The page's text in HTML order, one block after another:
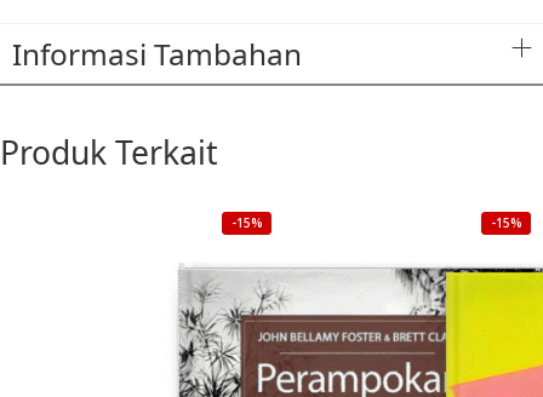
Informasi Tambahan
Produk Terkait
-15% -15%